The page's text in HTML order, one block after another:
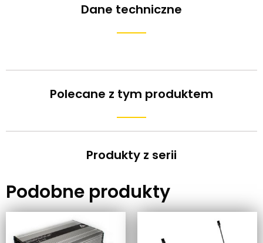
Dane techniczne
Polecane z tym produktem
Produkty z serii
Podobne produkty